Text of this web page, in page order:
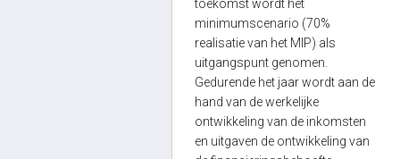
toekomst wordt het
minimumscenario (70%
realisatie van het MIP) als
uitgangspunt genomen.
Gedurende het jaar wordt aan de
hand van de werkelijke
ontwikkeling van de inkomsten
en uitgaven de ontwikkeling van